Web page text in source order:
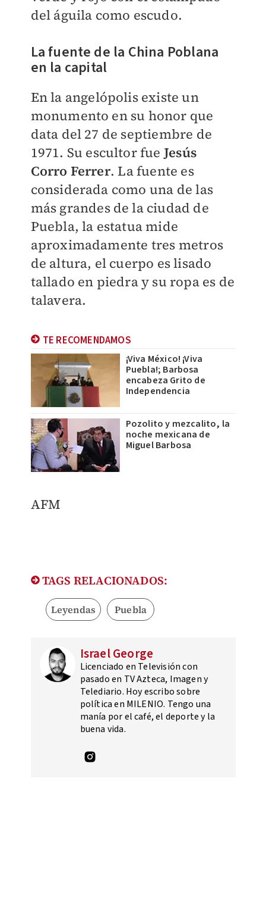
del águila como escudo.
La fuente de la China Poblana
en la capital
En la angelópolis existe un
monumento en su honor que
data del 27 de septiembre de
1971. Su escultor fue Jesús
Corro Ferrer. La fuente es
considerada como una de las
más grandes de la ciudad de
Puebla, la estatua mide
aproximadamente tres metros
de altura, el cuerpo es lisado
tallado en piedra y su ropa es de
talavera.
TE RECOMENDAMOS
¡Viva México! ¡Viva
Puebla!; Barbosa
encabeza Grito de
Independencia
Pozolito y mezcalito, la
noche mexicana de
Miguel Barbosa
AFM
TAGS RELACIONADOS:
Leyendas Puebla
Israel George
Licenciado en Televisión con
pasado en TV Azteca, Imagen y
Telediario. Hoy escribo sobre
política en MILENIO. Tengo una
manía por el café, el deporte y la
buena vida.